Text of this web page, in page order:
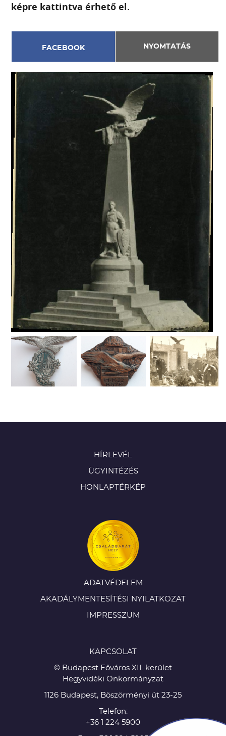
képre kattintva érhető el.
FACEBOOK NYOMTATÁS
HÍRLEVÉL
ÜGYINTÉZÉS
HONLAPTÉRKÉP
ADATVÉDELEM
AKADÁLYMENTESÍTÉSI NYILATKOZAT
IMPRESSZUM
KAPCSOLAT
© Budapest Főváros XII. kerület
Hegyvidéki Önkormányzat
1126 Budapest, Böszörményi út 23-25
Telefon:
+36 1 224 5900